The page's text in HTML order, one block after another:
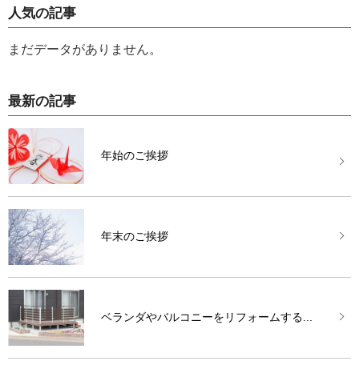
人気の記事
まだデータがありません。
最新の記事
年始のご挨拶
年末のご挨拶
ベランダやバルコニーをリフォームする...